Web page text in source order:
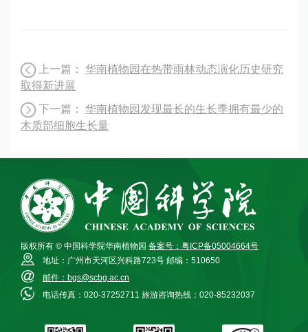
上一篇：
华南植物园在热带雨林动态演化历史研究
取得新进展
下一篇：
华南植物园发现最长的生长季拥有最少的
木质部细胞生长量
版权所有 © 中国科学院华南植物园 备案号：粤ICP备05004664号
地址：广州市天河区兴科路723号 邮编：510650
邮件：bgs@scbg.ac.cn
电话传真：020-37252711 旅游咨询热线：020-85232037